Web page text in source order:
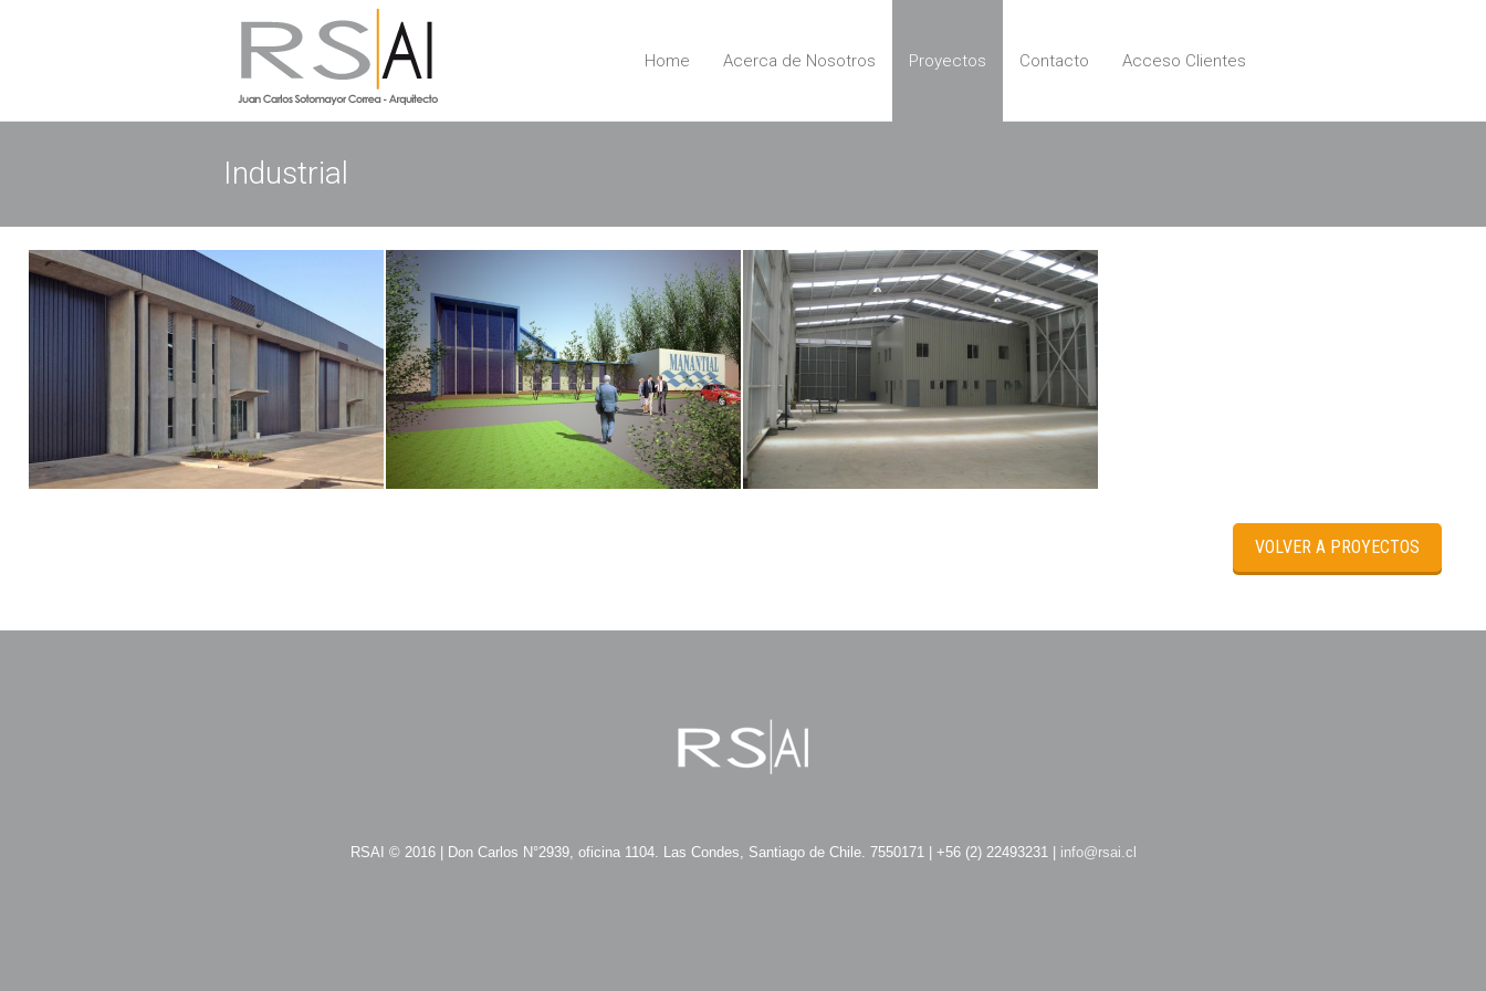
Home Acerca de Nosotros Proyectos Contacto Acceso Clientes
Industrial
VOLVER A PROYECTOS
RSAI © 2016 | Don Carlos N°2939, oficina 1104. Las Condes, Santiago de Chile. 7550171 | +56 (2) 22493231 | info@rsai.cl